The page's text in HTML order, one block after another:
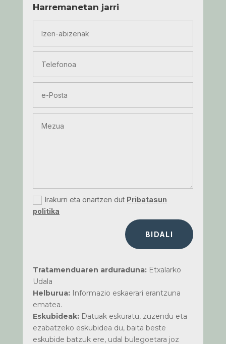
Harremanetan jarri
Irakurri eta onartzen dut Pribatasun
politika
BIDALI
Tratamenduaren arduraduna:Etxalarko
Udala
Helburua:Informazio eskaerari erantzuna
ematea.
Eskubideak:Datuak eskuratu, zuzendu eta
ezabatzeko eskubidea du, baita beste
eskubide batzuk ere, udal bulegoetara joz